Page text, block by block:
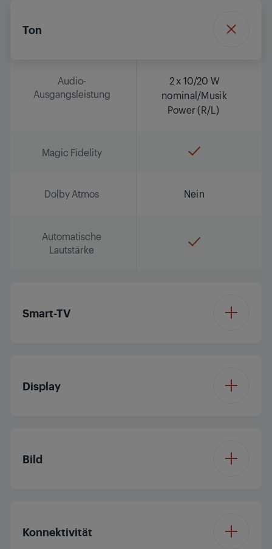
Ton
Audio-
Ausgangsleistung
2 x 10/20 W
nominal/Musik
Power (R/L)
Magic Fidelity
Dolby Atmos Nein
Automatische
Lautstärke
Smart-TV
Display
Display Panel
Bild
Konnektivität